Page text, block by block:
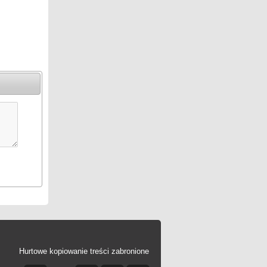
Hurtowe kopiowanie treści zabronione